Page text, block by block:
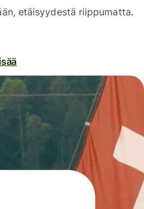
etäisyydestä riippumatta.